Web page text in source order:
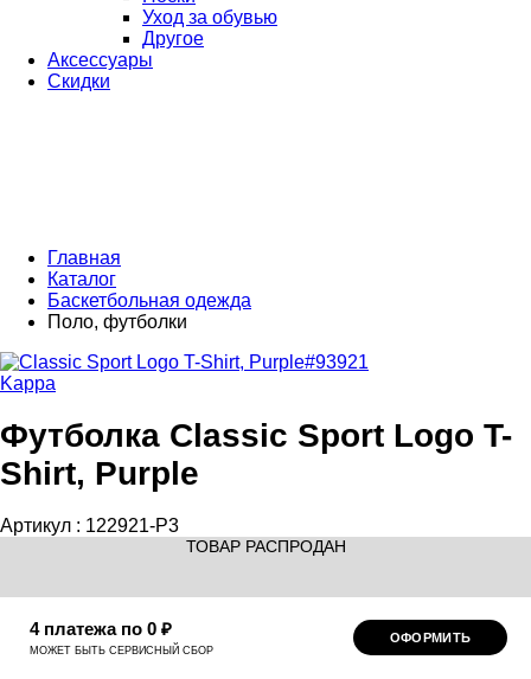
Уход за обувью
Другое
Аксессуары
Скидки
Главная
Каталог
Баскетбольная одежда
Поло, футболки
Kappa
Футболка Classic Sport Logo T-
Shirt, Purple
Артикул : 122921-P3
ТОВАР РАСПРОДАН
4 платежа по 0 ₽
МОЖЕТ БЫТЬ СЕРВИСНЫЙ СБОР
ОФОРМИТЬ